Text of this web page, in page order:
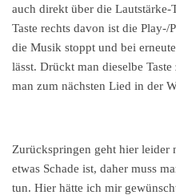
auch direkt über die Lautstärke-
Taste rechts davon ist die Play-/
die Musik stoppt und bei
lässt. Drückt man dieselbe
man zum nächsten Lied in der
Zurückspringen geht hier leider
etwas Schade ist, daher muss
tun. Hier hätte ich mir